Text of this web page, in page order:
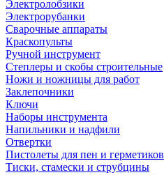
Электролобзики
Электрорубанки
Сварочные аппараты
Краскопульты
Ручной инструмент
Степлеры и скобы строительные
Ножи и ножницы для работ
Заклепочники
Ключи
Наборы инструмента
Напильники и надфили
Отвертки
Пистолеты для пен и герметиков
Тиски, стамески и струбцины